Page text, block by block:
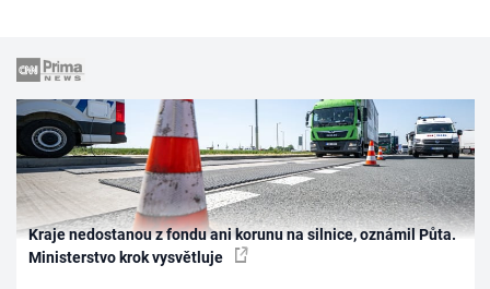
Kraje nedostanou z fondu ani korunu na silnice, oznámil Půta.
Ministerstvo krok vysvětluje